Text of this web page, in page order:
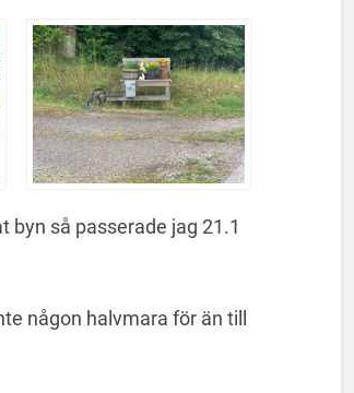
byn så passerade jag 21.1
någon halvmara för än till